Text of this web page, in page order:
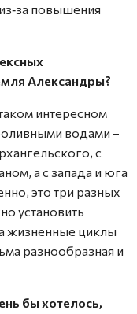
повышения
Александры?
интересном
водами –
с
а с запада и юга
это три разных
установить
жизненные циклы
разнообразная и
бы хотелось,